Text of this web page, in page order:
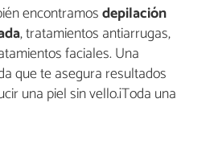
encontramosdepilación
, tratamientos antiarrugas,
faciales. Una
que te asegura resultados
una piel sin vello.¡Toda una